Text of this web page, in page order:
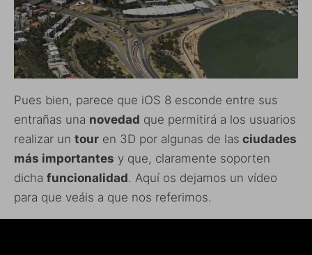
Pues bien, parece que iOS 8 esconde entre sus
entrañas una novedad que permitirá a los usuarios
realizar un tour en 3D por algunas de las ciudades
más importantes y que, claramente soporten
dicha funcionalidad. Aquí os dejamos un vídeo
para que veáis a que nos referimos.